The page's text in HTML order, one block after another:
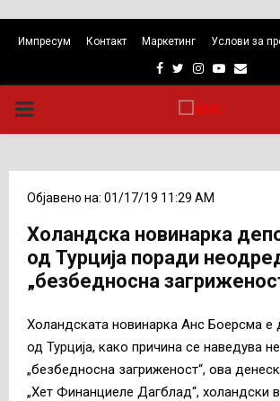
Импресум Контакт Маркетинг Услови за
Facebook
TwitterInstagram
Youtube
Email
PRIMARY
Објавено на: 01/17/19 11:29 AM
Холандска новинарка
од Турција поради
„безбедносна
Холандската новинарка Анс Боерсма е
од Турција, како причина се наведува
„безбедносна загриженост“, ова
„Хет Финанциеле Дагблад“, холандски